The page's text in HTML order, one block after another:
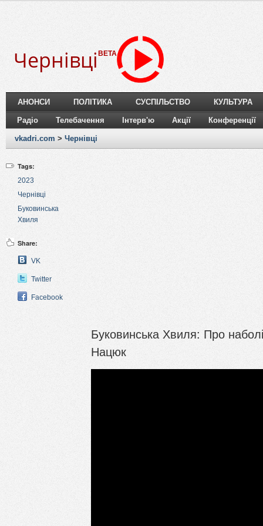
Чернівці BETA
АНОНСИ ПОЛІТИКА СУСПІЛЬСТВО КУЛЬТУРА
Радіо Телебачення Інтерв'ю Акції Конференції
vkadri.com > Чернівці
Tags:
2023
Чернівці
Буковинська
Хвиля
Share:
VK
Twitter
Facebook
Буковинська Хвиля: Про
Нацюк